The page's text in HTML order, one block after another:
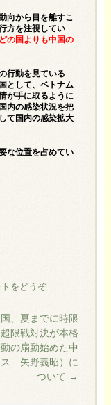
向から目を離すこ
方を注視してい
の国よりも中国の
行動を見ている
として、ベトナム
が手に取るように
内の感染状況を把
て国内の感染拡大
な位置を占めてい
トをどうぞ
、夏までに時限
限戦対決が本格
の扇動始めた中
ス 矢野義昭）に
ついて →